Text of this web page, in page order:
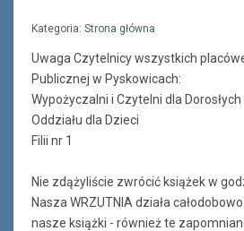
Kategoria: Strona główna
Uwaga Czytelnicy wszystkich
Publicznej w Pyskowicach:
Wypożyczalni i Czytelni dla Dorosłych
Oddziału dla Dzieci
Filii nr 1
Nie zdążyliście zwrócić książek w
Nasza WRZUTNIA działa
nasze książki - również te